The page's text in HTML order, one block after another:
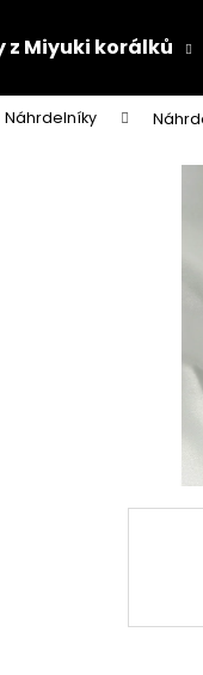
z Miyuki korálků
Náhrdelníky Co
NÁRAMEK